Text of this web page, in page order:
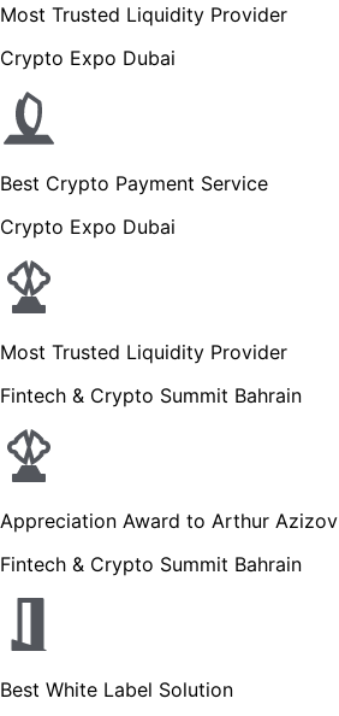
Most Trusted Liquidity Provider
Crypto Expo Dubai
Best Crypto Payment Service
Crypto Expo Dubai
Most Trusted Liquidity Provider
Fintech & Crypto Summit Bahrain
Appreciation Award to Arthur Azizov
Fintech & Crypto Summit Bahrain
Best White Label Solution